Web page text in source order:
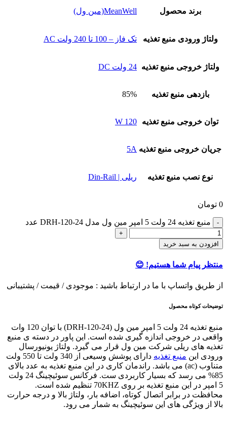
برند محصول MeanWell(مین ول)
ولتاژ ورودی منبع تغذیه تک فاز – 100 تا 240 ولت AC
ولتاژ خروجی منبع تغذیه 24 ولت DC
بازدهی منبع تغذیه 85%
توان خروجی منبع تغذیه 120 W
جریان خروجی منبع تغذیه 5A
نوع نصب منبع تغذیه ریلی | Din-Rail
0 تومان
منبع تغذیه 24 ولت 5 امپر مین ول مدل DRH-120-24 عدد
افزودن به سبد خرید
منتظر پیام شما هستیم! 😊
از طریق واتساپ با ما در ارتباط باشید : موجودی / قیمت / پشتیبانی
توضیحات کوتاه محصول
منبع تغذیه 24 ولت 5 امپر مین ول (DRH-120-24) با توان 120 وات
واقعی در خروجی اندازه گیری شده است. این پاور در دسته ی منبع
تغذیه های ریلی شرکت مین ول قرار می گیرد. ولتاژ یونیورسال
ورودی این منبع تغذیه
دارای پوشش وسیعی از 340 ولت تا 550 ولت
متناوب (ac) می باشد. راندمان کاری در این منبع تغذیه به عدد بالای
85% می رسد که بسیار کاربردی ست. فرکانس سوئیچینگ 24 ولت
5 امپر در این منبع تغذیه بر روی 70KHZ تنظیم شده است.
محافظت در برابر اتصال کوتاه، اضافه بار، ولتاژ بالا و درجه حرارت
بالا از ویژگی های این سوئیچینگ به شمار می رود.